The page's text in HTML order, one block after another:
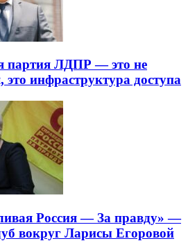
партия ЛДПР — это не
это инфраструктура доступа
Россия — За правду» —
вокруг Ларисы Егоровой